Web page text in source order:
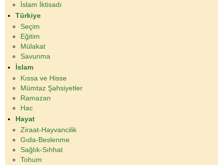
İslam İktisadı
Türkiye
Seçim
Eğitim
Mülakat
Savunma
İslam
Kıssa ve Hisse
Mümtaz Şahsiyetler
Ramazan
Hac
Hayat
Ziraat-Hayvancilik
Gıda-Beslenme
Sağlık-Sıhhat
Tohum